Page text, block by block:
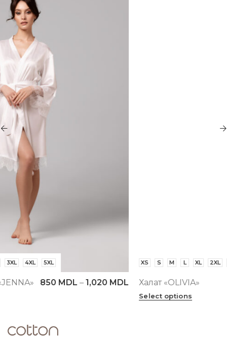
XS S L 5XL
Халат «OLIVIA» 2,200MDL–2,640